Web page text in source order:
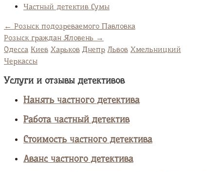
Частный детектив Сумы
← Розыск подозреваемого Павловка
Розыск граждан Яловень →
Одесса Киев Харьков Днепр Львов Хмельницкий
Черкассы
Услуги и отзывы детективов
Нанять частного детектива
Работа частный детектив
Стоимость частного детектива
Аванс частного детектива